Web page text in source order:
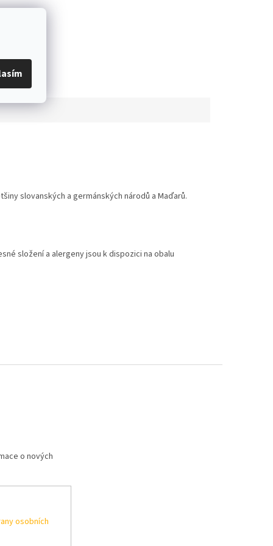
slovanských a germánských národů a Maďarů.
složení a alergeny jsou k dispozici na obalu
o nových
osobních